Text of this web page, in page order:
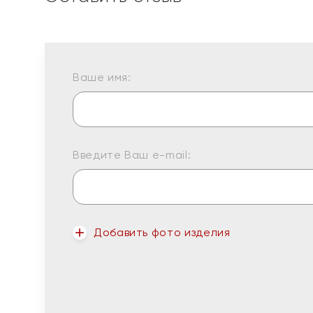
Ваше имя:
Введите Ваш e-mail:
Добавить фото изделия